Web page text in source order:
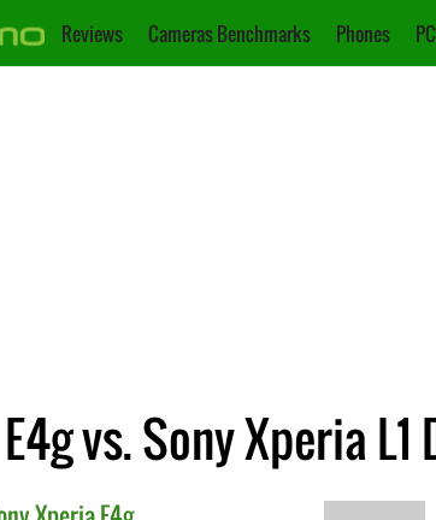
Reviews Cameras Benchmarks Phones
vs. Sony Xperia L1